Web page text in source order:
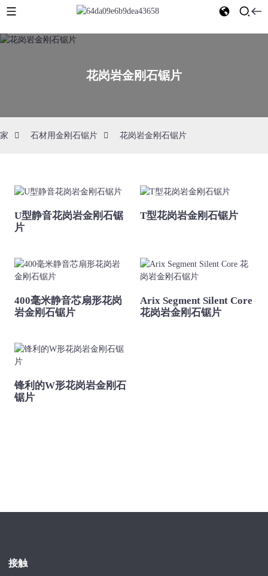
花岗岩金刚石锯片
家 石材用金刚石锯片 花岗岩金刚石锯片
U型静音花岗岩金刚石锯
片
T型花岗岩金刚石锯片
400毫米静音芯扇形花岗
岩金刚石锯片
Arix Segment Silent Core
花岗岩金刚石锯片
锋利的W形花岗岩金刚石
锯片
接触